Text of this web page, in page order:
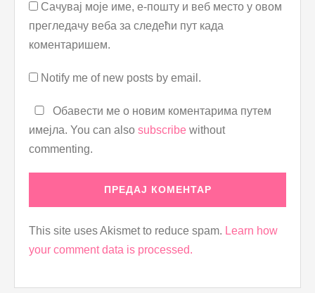
Сачувај моје име, е-пошту и веб место у овом
прегледачу веба за следећи пут када
коментаришем.
Notify me of new posts by email.
Обавести ме о новим коментарима путем
имејла. You can also subscribe without
commenting.
This site uses Akismet to reduce spam. Learn how
your comment data is processed.